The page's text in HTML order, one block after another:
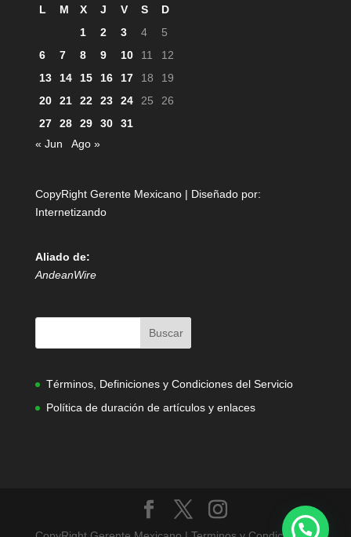
L M X J V S
D
1
2 3 4
5
6
7 8 9 10 11
12
13
14 15 16 17 18
19
20
21 22 23 24 25
26
27
28 29 30
31
« Jun
Ago »
CopyRight Gerente Mexicano | Diseñado por:
Internetizando
Aliado de:
AndeanWire
Términos, Definiciones y Condiciones del Servicio
Política de duración de artículos y enlaces